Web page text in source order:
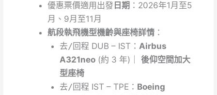
優惠票價適用出發 日期 ：2026年1月至5
月、9月至11月
航段執飛機型機齡與座椅詳情：
去/回程 DUB – IST：Airbus
A321neo (約 3 年)｜後仰空間加大
型座椅
去/回程 IST – TPE： Boeing